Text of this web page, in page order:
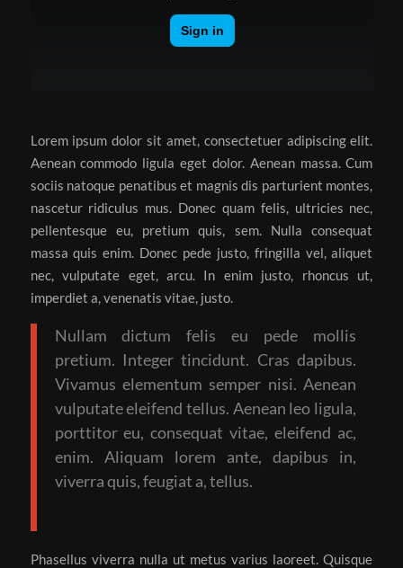
Lorem ipsum dolor sit amet, consectetuer adipiscing elit.
Aenean commodo ligula eget dolor. Aenean massa. Cum
sociis natoque penatibus et magnis dis parturient montes,
nascetur ridiculus mus. Donec quam felis, ultricies nec,
pellentesque eu, pretium quis, sem. Nulla consequat
massa quis enim. Donec pede justo, fringilla vel, aliquet
nec, vulputate eget, arcu. In enim justo, rhoncus ut,
imperdiet a, venenatis vitae, justo.
Nullam dictum felis eu pede mollis
pretium. Integer tincidunt. Cras dapibus.
Vivamus elementum semper nisi. Aenean
vulputate eleifend tellus. Aenean leo ligula,
porttitor eu, consequat vitae, eleifend ac,
enim. Aliquam lorem ante, dapibus in,
viverra quis, feugiat a, tellus.
Phasellus viverra nulla ut metus varius laoreet. Quisque